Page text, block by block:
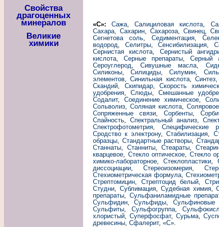
Свойства
драгоценных
минералов
Великие
химики
«С»: Сажа,Салициловая кислота,
Сахара, Сахарин, Сахароза, Свинец,
Сегнетова соль, Седиментация,
водород, Селитры,Сенсибилизация,
Сернистая кислота, Сернистый
кислота, Серные препараты, Серный
Сероуглерод,Сивушные масла,
Силиконы, Силициды, Силумин,
элементов,Синильная кислота,Синтез
Скандий, Скипидар,Скорость
удобрения, Слюды, Смешанные
Содалит,Соединение химическое,
Сольволиз, Соляная кислота,
Сопряженные связи, Сорбенты,
Спайность, Спектральный анализ,
Спектрофотометрия, Специфические
Сродство к электрону,Стабилизация,
образцы, Стандартные растворы,
Станнаты, Станниты, Стеараты,
кварцевое, Стекло оптическое, Стекло
химико-лабораторное, Стеклопластики,
диссоциации, Стереоизомерия,
Стехиометрическая формула,
Стрептомицин, Стрептоцид белый,
Студни, Сублимация, Судебная химия,
препараты,Сульфаниламидные
Сульфидин,Сульфиды, Сульфиновые
Сульфиты, Сульфогруппа,
хлористый, Суперфосфат, Сурьма,
древесины, Сфалерит, «С».